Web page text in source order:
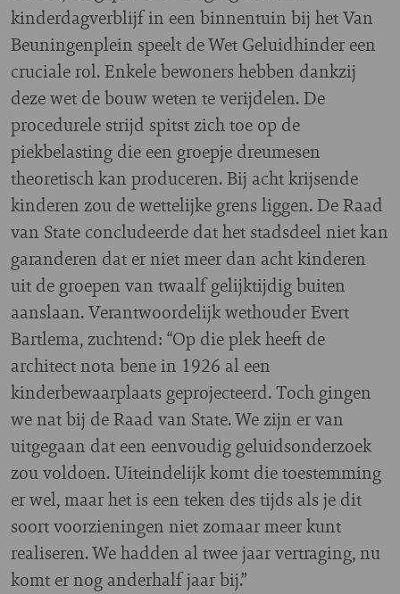
kinderdagverblijf in een binnentuin bij het Van
Beuningenplein speelt de Wet Geluidhinder een
cruciale rol. Enkele bewoners hebben dankzij
deze wet de bouw weten te verijdelen. De
procedurele strijd spitst zich toe op de
piekbelasting die een groepje dreumesen
theoretisch kan produceren. Bij acht krijsende
kinderen zou de wettelijke grens liggen. De Raad
van State concludeerde dat het stadsdeel niet kan
garanderen dat er niet meer dan acht kinderen
uit de groepen van twaalf gelijktijdig buiten
aanslaan. Verantwoordelijk wethouder Evert
Bartlema, zuchtend: “Op die plek heeft de
architect nota bene in 1926 al een
kinderbewaarplaats geprojecteerd. Toch gingen
we nat bij de Raad van State. We zijn er van
uitgegaan dat een eenvoudig geluidsonderzoek
zou voldoen. Uiteindelijk komt die toestemming
er wel, maar het is een teken des tijds als je dit
soort voorzieningen niet zomaar meer kunt
realiseren. We hadden al twee jaar vertraging, nu
komt er nog anderhalf jaar bij.”